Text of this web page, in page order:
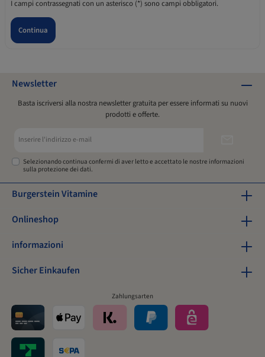
I campi contrassegnati con un asterisco (*) sono campi obbligatori.
Continua
Newsletter
Basta iscriversi alla nostra newsletter gratuita per essere informati su nuovi
prodotti e offerte.
Selezionando continua confermi di aver letto e accettato le nostre informazioni
sulla protezione dei dati.
Burgerstein Vitamine
Onlineshop
informazioni
Sicher Einkaufen
Zahlungsarten